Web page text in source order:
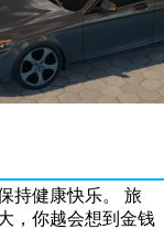
持健康快乐。 旅
，你越会想到金钱